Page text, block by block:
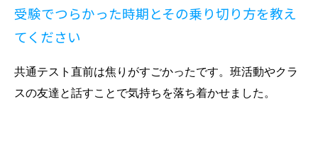
受験でつらかった時期とその乗り切り方を教え
てください
共通テスト直前は焦りがすごかったです。班活動やクラ
スの友達と話すことで気持ちを落ち着かせました。